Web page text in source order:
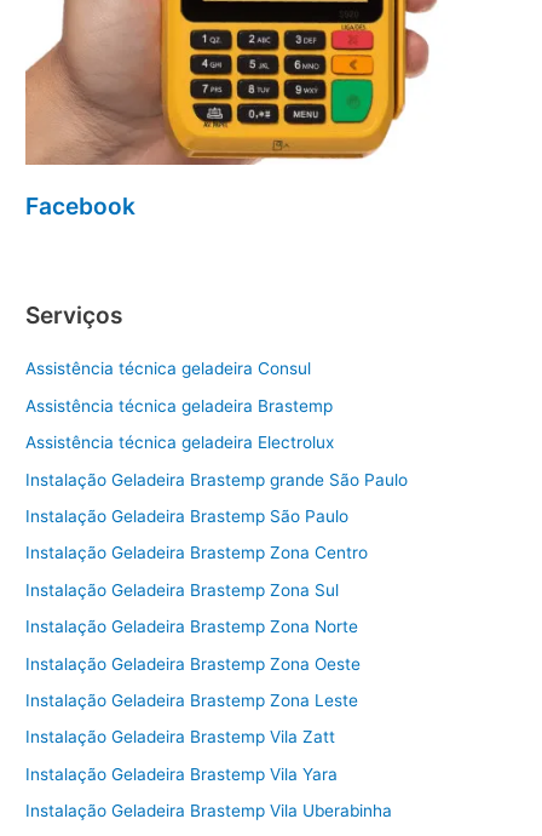
Facebook
Serviços
Assistência técnica geladeira Consul
Assistência técnica geladeira Brastemp
Assistência técnica geladeira Electrolux
Instalação Geladeira Brastemp grande São Paulo
Instalação Geladeira Brastemp São Paulo
Instalação Geladeira Brastemp Zona Centro
Instalação Geladeira Brastemp Zona Sul
Instalação Geladeira Brastemp Zona Norte
Instalação Geladeira Brastemp Zona Oeste
Instalação Geladeira Brastemp Zona Leste
Instalação Geladeira Brastemp Vila Zatt
Instalação Geladeira Brastemp Vila Yara
Instalação Geladeira Brastemp Vila Uberabinha